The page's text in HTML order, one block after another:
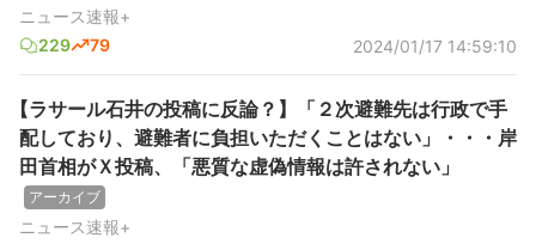
ニュース速報+
229
79 2024/01/17 14:59:10
【ラサール石井の投稿に反論？】「２次避難先は行政で手
配しており、避難者に負担いただくことはない」・・・岸
田首相がＸ投稿、「悪質な虚偽情報は許されない」
アーカイブ
ニュース速報+